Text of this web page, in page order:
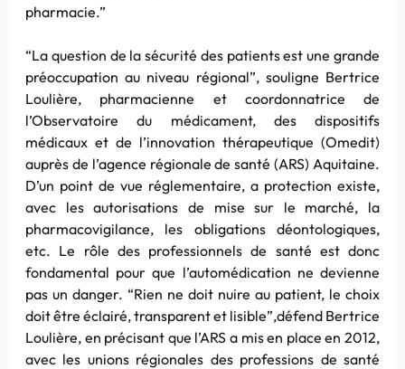
pharmacie.”
“La question de la sécurité des patients est une grande
préoccupation au niveau régional”, souligne Bertrice
Loulière, pharmacienne et coordonnatrice de
l’Observatoire du médicament, des dispositifs
médicaux et de l’innovation thérapeutique (Omedit)
auprès de l’agence régionale de santé (ARS) Aquitaine.
D’un point de vue réglementaire, a protection existe,
avec les autorisations de mise sur le marché, la
pharmacovigilance, les obligations déontologiques,
etc. Le rôle des professionnels de santé est donc
fondamental pour que l’automédication ne devienne
pas un danger. “Rien ne doit nuire au patient, le choix
doit être éclairé, transparent et lisible”,défend Bertrice
Loulière, en précisant que l’ARS a mis en place en 2012,
avec les unions régionales des professions de santé